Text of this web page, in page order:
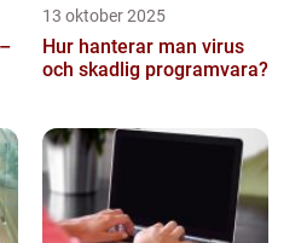
13 oktober 2025
Hur hanterar man virus
och skadlig programvara?